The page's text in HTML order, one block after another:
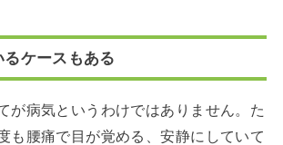
ケースもある
が病気というわけではありません。た
も腰痛で目が覚める、安静にしていて